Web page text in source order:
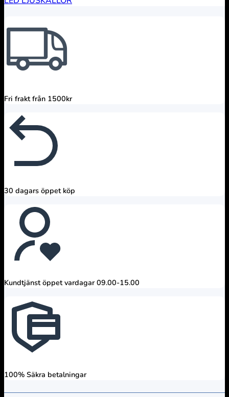
Fri frakt från 1500kr
30 dagars öppet köp
Kundtjänst öppet vardagar 09.00-15.00
100% Säkra betalningar